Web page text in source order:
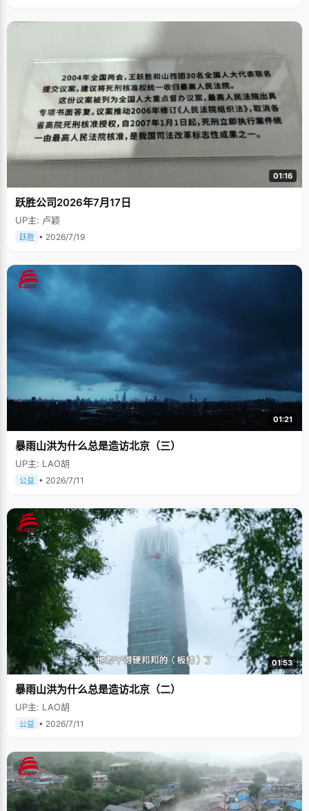
01:16
跃胜公司2026年7月17日
UP主: 卢颖
跃胜 • 2026/7/19
01:21
暴雨山洪为什么总是造访北京（三）
UP主: LAO胡
公益 • 2026/7/11
01:53
暴雨山洪为什么总是造访北京（二）
UP主: LAO胡
公益 • 2026/7/11